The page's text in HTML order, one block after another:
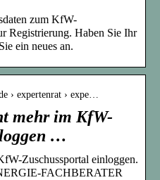
zum KfW-
Registrierung. Haben Sie Ihr
ein neues an.
› expertenrat › expe…
mehr im KfW-
…
Zuschussportal einloggen.
FACHBERATER